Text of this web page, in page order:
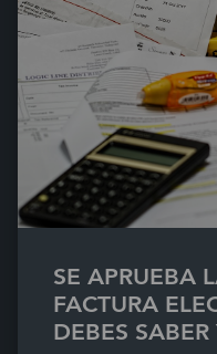
SE APRUEBA
FACTURA
DEBES